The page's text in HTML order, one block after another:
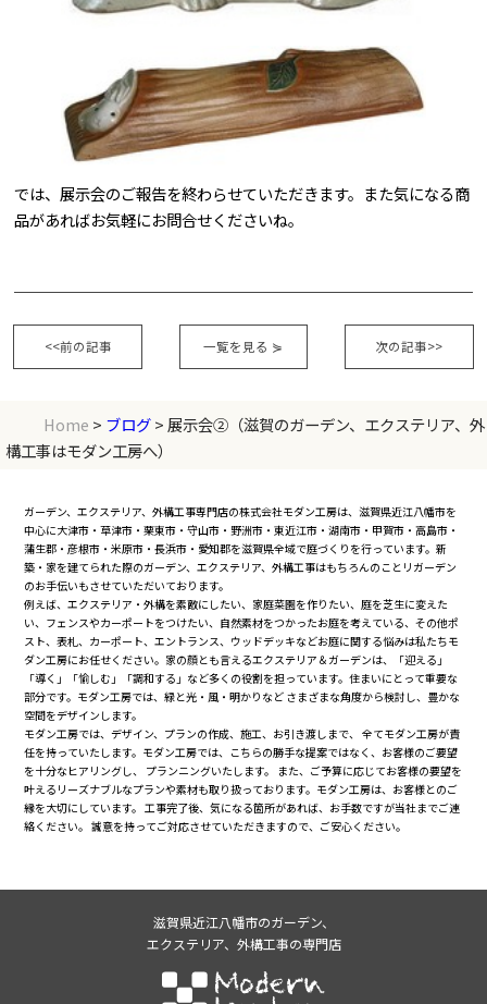
では、展示会のご報告を終わらせていただきます。また気になる商
品があればお気軽にお問合せくださいね。
<<前の記事 次の記事>>
一覧を見る ⋟
Home > ブログ> 展示会②（滋賀のガーデン、エクステリア、外
構工事はモダン工房へ）
ガーデン、エクステリア、外構工事専門店の株式会社モダン工房は、滋賀県近江八幡市を
中心に大津市・草津市・栗東市・守山市・野洲市・東近江市・湖南市・甲賀市・高島市・
蒲生郡・彦根市・米原市・長浜市・愛知郡を滋賀県全域で庭づくりを行っています。新
築・家を建てられた際のガーデン、エクステリア、外構工事はもちろんのことリガーデン
のお手伝いもさせていただいております。
例えば、エクステリア・外構を素敵にしたい、家庭菜園を作りたい、庭を芝生に変えた
い、フェンスやカーポートをつけたい、自然素材をつかったお庭を考えている、その他ポ
スト、表札、カーポート、エントランス、ウッドデッキなどお庭に関する悩みは私たちモ
ダン工房にお任せください。家の顔とも言えるエクステリア＆ガーデンは、「迎える」
「導く」「愉しむ」「調和する」など多くの役割を担っています。住まいにとって重要な
部分です。モダン工房では、緑と光・風・明かりなど さまざまな角度から検討し、豊かな
空間をデザインします。
モダン工房では、デザイン、プランの作成、施工、お引き渡しまで、 全てモダン工房が責
任を持っていたします。モダン工房では、こちらの勝手な提案ではなく、お客様のご要望
を十分なヒアリングし、 プランニングいたします。 また、ご予算に応じてお客様の要望を
叶えるリーズナブルなプランや素材も取り扱っております。モダン工房は、お客様とのご
縁を大切にしています。 工事完了後、気になる箇所があれば、お手数ですが当社までご連
絡ください。 誠意を持ってご対応させていただきますので、ご安心ください。
滋賀県近江八幡市のガーデン、
エクステリア、外構工事の専門店